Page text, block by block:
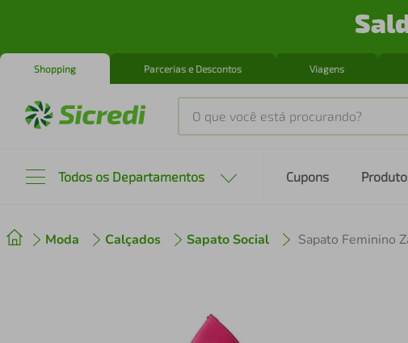
Shopping Parcerias e Descontos Viagens
O que você está procurando?
Todos os Departamentos Cupons
Moda Calçados Sapato Social Sapato Feminino
2 cafeteira
air fryer